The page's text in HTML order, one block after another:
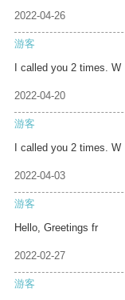
2022-04-26
游客
I called you 2 times. W
2022-04-20
游客
I called you 2 times. W
2022-04-03
游客
Hello, Greetings fr
2022-02-27
游客